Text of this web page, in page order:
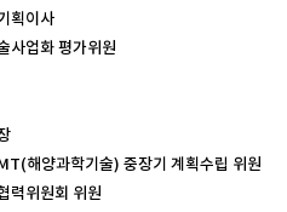
획이사
사업화 평가위원
해양과학기술) 중장기 계획수립 위원
력위원회 위원